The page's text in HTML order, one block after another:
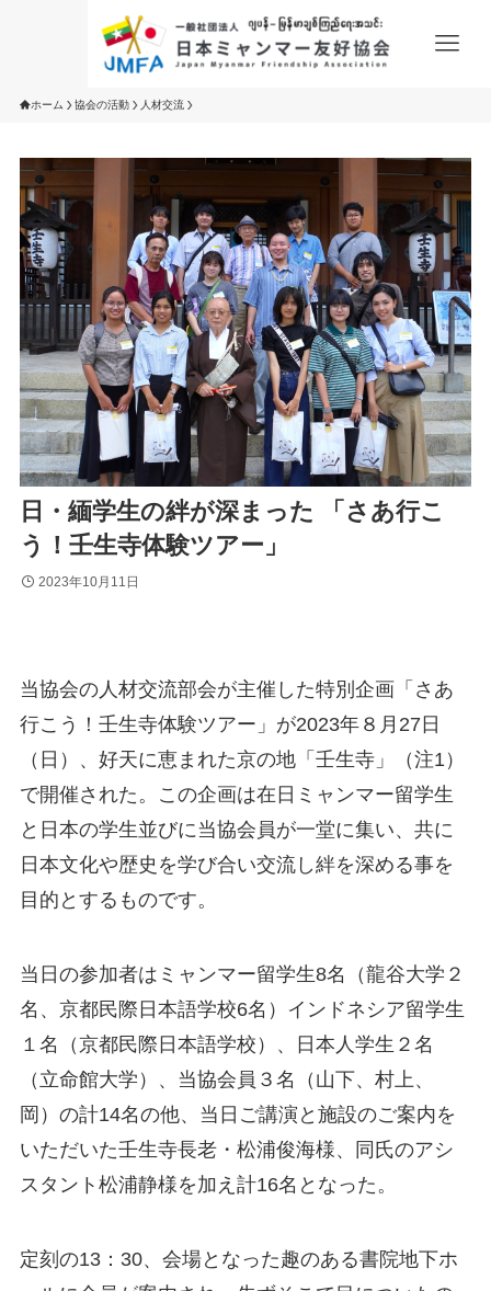
ホーム 協会の活動 人材交流
日・緬学生の絆が深まった 「さあ行こ
う！壬生寺体験ツアー」
2023年10月11日
当協会の人材交流部会が主催した特別企画「さあ
行こう！壬生寺体験ツアー」が2023年８月27日
（日）、好天に恵まれた京の地「壬生寺」（注1）
で開催された。この企画は在日ミャンマー留学生
と日本の学生並びに当協会員が一堂に集い、共に
日本文化や歴史を学び合い交流し絆を深める事を
目的とするものです。
当日の参加者はミャンマー留学生8名（龍谷大学２
名、京都民際日本語学校6名）インドネシア留学生
１名（京都民際日本語学校）、日本人学生２名
（立命館大学）、当協会員３名（山下、村上、
岡）の計14名の他、当日ご講演と施設のご案内を
いただいた壬生寺長老・松浦俊海様、同氏のアシ
スタント松浦静様を加え計16名となった。
定刻の13：30、会場となった趣のある書院地下ホ